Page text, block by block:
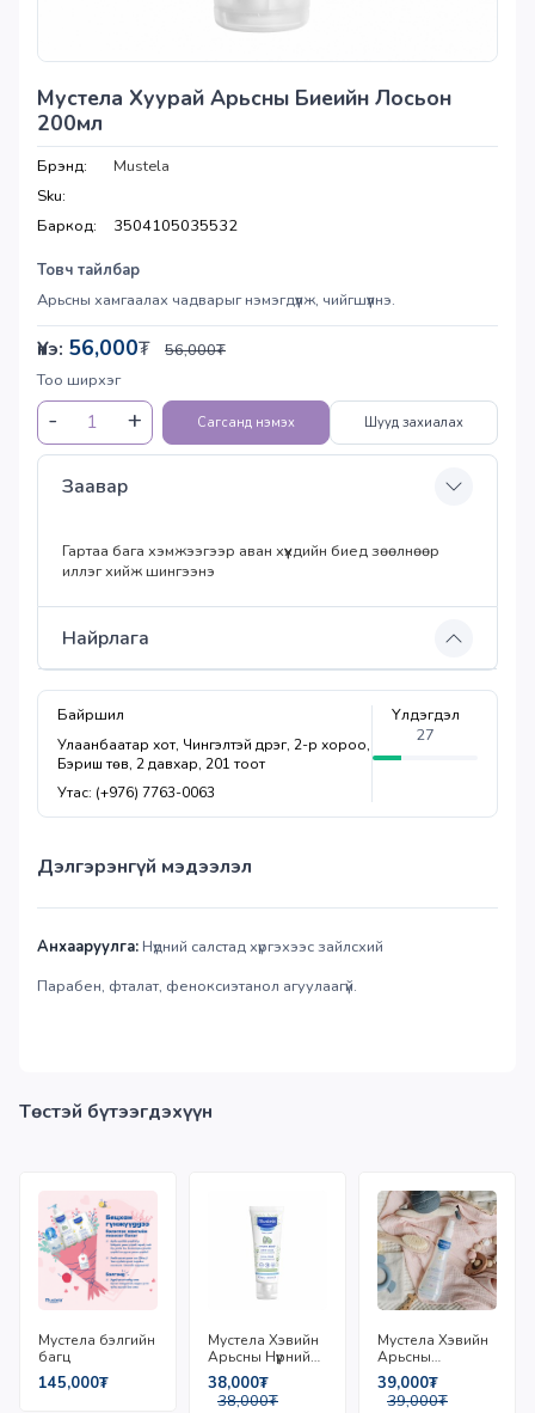
Мустела Хуурай Арьсны Биеийн Лосьон
200мл
Брэнд:
Mustela
Sku:
Баркод:
3504105035532
Товч тайлбар
Арьсны хамгаалах чадварыг нэмэгдүүлж, чийгшүүлнэ.
Үнэ: 56,000₮ 56,000₮
Тоо ширхэг
Сагсанд нэмэх Шууд захиалах
Заавар
Гартаа бага хэмжээгээр аван хүүхдийн биед зөөлнөөр
иллэг хийж шингээнэ
Найрлага
Байршил
Улаанбаатар хот, Чингэлтэй дүүрэг, 2-р хороо,
Бэриш төв, 2 давхар, 201 тоот
Утас: (+976) 7763-0063
Үлдэгдэл
27
Дэлгэрэнгүй мэдээлэл
Анхааруулга: Нүдний салстад хүргэхээс зайлсхий
Парабен, фталат, феноксиэтанол агуулаагүй.
Төстэй бүтээгдэхүүн
Мустела бэлгийн
багц
145,000₮
Мустела Хэвийн
Арьсны Нүүрний
Тос 40мл
38,000₮
38,000₮
Мустела Хэвийн
Арьсны
Чийгшүүлэгч Мист
200мл
39,000₮
39,000₮